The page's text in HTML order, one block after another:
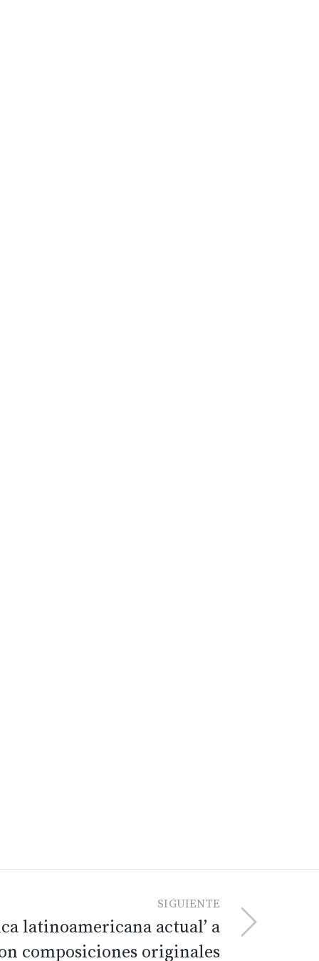
SIGUIENTE
latinoamericana actual’ a
composiciones originales